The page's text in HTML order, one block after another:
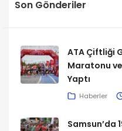
Son Gönderiler
ATA Çiftliği
Maratonu ve
Yaptı
Haberler
Samsun’da